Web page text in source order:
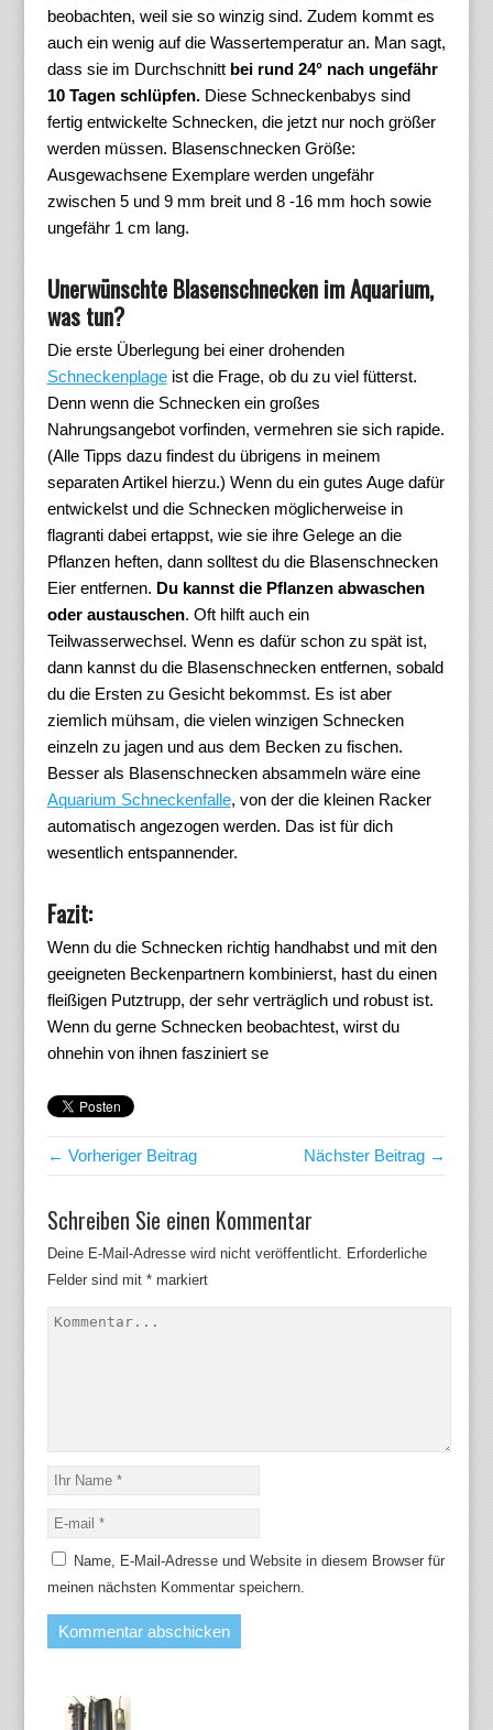
beobachten, weil sie so winzig sind. Zudem kommt es
auch ein wenig auf die Wassertemperatur an. Man sagt,
dass sie im Durchschnitt bei rund 24° nach ungefähr
10 Tagen schlüpfen.Diese Schneckenbabys sind
fertig entwickelte Schnecken, die jetzt nur noch größer
werden müssen. Blasenschnecken Größe:
Ausgewachsene Exemplare werden ungefähr
zwischen 5 und 9 mm breit und 8 -16 mm hoch sowie
ungefähr 1 cm lang.
Unerwünschte Blasenschnecken im Aquarium,
was tun?
Die erste Überlegung bei einer drohenden
Schneckenplageist die Frage, ob du zu viel fütterst.
Denn wenn die Schnecken ein großes
Nahrungsangebot vorfinden, vermehren sie sich rapide.
(Alle Tipps dazu findest du übrigens in meinem
separaten Artikel hierzu.) Wenn du ein gutes Auge dafür
entwickelst und die Schnecken möglicherweise in
flagranti dabei ertappst, wie sie ihre Gelege an die
Pflanzen heften, dann solltest du die Blasenschnecken
Eier entfernen. Du kannst die Pflanzen abwaschen
oder austauschen. Oft hilft auch ein
Teilwasserwechsel. Wenn es dafür schon zu spät ist,
dann kannst du die Blasenschnecken entfernen, sobald
du die Ersten zu Gesicht bekommst. Es ist aber
ziemlich mühsam, die vielen winzigen Schnecken
einzeln zu jagen und aus dem Becken zu fischen.
Besser als Blasenschnecken absammeln wäre eine
Aquarium Schneckenfalle, von der die kleinen Racker
automatisch angezogen werden. Das ist für dich
wesentlich entspannender.
Fazit:
Wenn du die Schnecken richtig handhabst und mit den
geeigneten Beckenpartnern kombinierst, hast du einen
fleißigen Putztrupp, der sehr verträglich und robust ist.
Wenn du gerne Schnecken beobachtest, wirst du
ohnehin von ihnen fasziniert se
← Vorheriger Beitrag Nächster Beitrag →
Schreiben Sie einen Kommentar
Deine E-Mail-Adresse wird nicht veröffentlicht. Erforderliche
Felder sind mit *markiert
Name, E-Mail-Adresse und Website in diesem Browser für
meinen nächsten Kommentar speichern.